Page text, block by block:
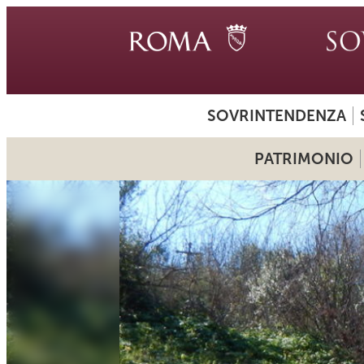
SOVRINTENDENZA
PATRIMONIO